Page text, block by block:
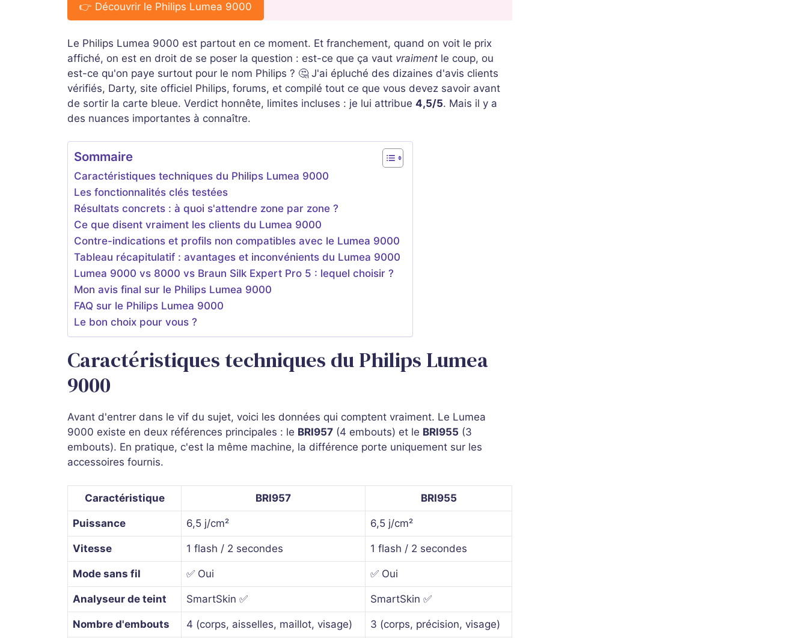
👉 Découvrir le Philips Lumea 9000
Le Philips Lumea 9000 est partout en ce moment. Et franchement, quand on voit le prix
affiché, on est en droit de se poser la question : est-ce que ça vaut vraiment le coup, ou
est-ce qu'on paye surtout pour le nom Philips ? 🤔 J'ai épluché des dizaines d'avis clients
vérifiés, Darty, site officiel Philips, forums, et compilé tout ce que vous devez savoir avant
de sortir la carte bleue. Verdict honnête, limites incluses : je lui attribue 4,5/5. Mais il y a
des nuances importantes à connaître.
Sommaire
Caractéristiques techniques du Philips Lumea 9000
Les fonctionnalités clés testées
Résultats concrets : à quoi s'attendre zone par zone ?
Ce que disent vraiment les clients du Lumea 9000
Contre-indications et profils non compatibles avec le Lumea 9000
Tableau récapitulatif : avantages et inconvénients du Lumea 9000
Lumea 9000 vs 8000 vs Braun Silk Expert Pro 5 : lequel choisir ?
Mon avis final sur le Philips Lumea 9000
FAQ sur le Philips Lumea 9000
Le bon choix pour vous ?
Caractéristiques techniques du Philips Lumea
9000
Avant d'entrer dans le vif du sujet, voici les données qui comptent vraiment. Le Lumea
9000 existe en deux références principales : le BRI957 (4 embouts) et le BRI955 (3
embouts). En pratique, c'est la même machine, la différence porte uniquement sur les
accessoires fournis.
Caractéristique BRI957 BRI955
Puissance 6,5 j/cm² 6,5 j/cm²
Vitesse 1 flash / 2 secondes 1 flash / 2 secondes
Mode sans fil ✅ Oui ✅ Oui
Analyseur de teint SmartSkin ✅ SmartSkin ✅
Nombre d'embouts 4 (corps, aisselles, maillot, visage) 3 (corps, précision, visage)